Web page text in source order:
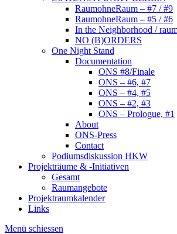
RaumohneRaum – #7 / #9
RaumohneRaum – #5 / #6
In the Neighborhood /
NO (B)ORDERS
One Night Stand
Documentation
ONS #8/Finale
ONS – #6, #7
ONS – #4, #5
ONS – #2, #3
ONS – Prologue, #1
About
ONS-Press
Contact
Podiumsdiskussion HKW
Projekträume & -Initiativen
Gesamt
Raumangebote
Projektraumkalender
Links
Menü schiessen